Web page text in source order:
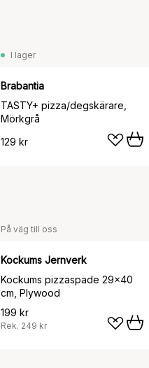
I lager
Brabantia
TASTY+ pizza/degskärare,
Mörkgrå
129 kr
På väg till oss
Kockums Jernverk
Kockums pizzaspade 29x40
cm, Plywood
199 kr
Rek. 249 kr